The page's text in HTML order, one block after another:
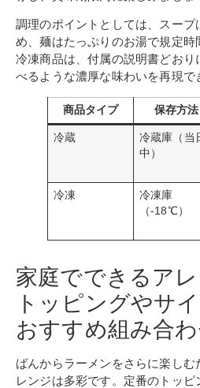
調理のポイントとしては、スープ
め、麺はたっぷりのお湯で規定時
冷凍商品は、付属の説明書どおり
べるような濃厚な味わいを再現で
商品タイプ 保存方法
冷蔵
冷蔵庫（当
中）
冷凍
冷凍庫
（-18℃）
家庭でできるア
トッピングやサ
おすすめ組み合
ばんからラーメンをさらに楽し
レンジは多彩です。定番のトッ